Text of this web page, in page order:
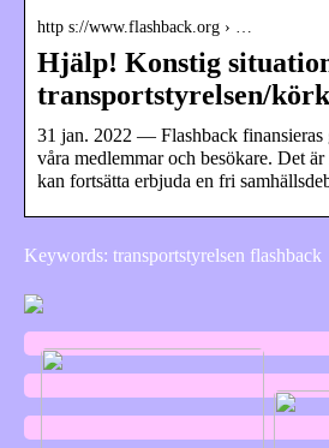
http s://www.flashback.org › …
Hjälp! Konstig
transportstyrelsen/
31 jan. 2022 — Flashback finansieras
våra medlemmar och besökare. Det
kan fortsätta erbjuda en fri
Keywords: transportstyrelsen flashback